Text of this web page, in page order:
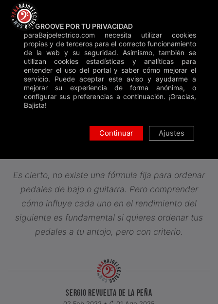
Saltar
contenido
Inicio»Blog»Ordenar pedales de efectos
Buscar
BLOG
CÓMO ORDENAR PEDALES DE BAJO
ELÉCTRICO
Es cierto, no existe una fórmula fija para ordenar
pedales de bajo o guitarra. Pero comprender
cómo influye cada uno en el rendimiento del
siguiente es fundamental si quieres ordenar tus
pedales a tu antojo, pero con criterio.
SERGIO REVUELTA DE LA PEÑA
UN GROOVE POR TU PRIVACIDAD
paraBajoelectrico.com necesita utilizar cookies
propias y de terceros para el correcto funcionamiento
de la web y su seguridad. Asimismo, también se
utilizan cookies estadísticas y analíticas para
entender el uso del portal y saber cómo mejorar el
servicio. Puede aceptar este aviso y ayudarme a
mejorar su experiencia de forma anónima, o
configurar sus preferencias a continuación. ¡Gracias,
Bajista!
Continuar Ajustes